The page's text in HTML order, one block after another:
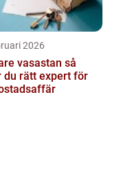
2026
vasastan så
du rätt expert för